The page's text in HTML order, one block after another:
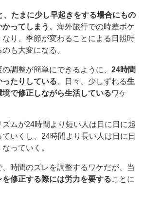
、たまに少し早起きをする場合にもの
ってしまう 。海外旅行での時差ボケ
り、季節が変わることによる日照時
も大変になる。
調整が簡単にできるように、 24時間
ったりしている。日々、少しずれる生
で修正しながら生活しているワケ
ムが24時間より短い人は日に日に起
いくし、24時間より長い人は日に日
っていく。
時間のズレを調整するワケだが、当
を修正する際には労力を要することに